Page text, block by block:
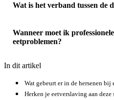
Wat is het verband tussen de
Wanneer moet ik
eetproblemen?
In dit artikel
Wat gebeurt er in de hersenen bij
Herken je eetverslaving aan deze